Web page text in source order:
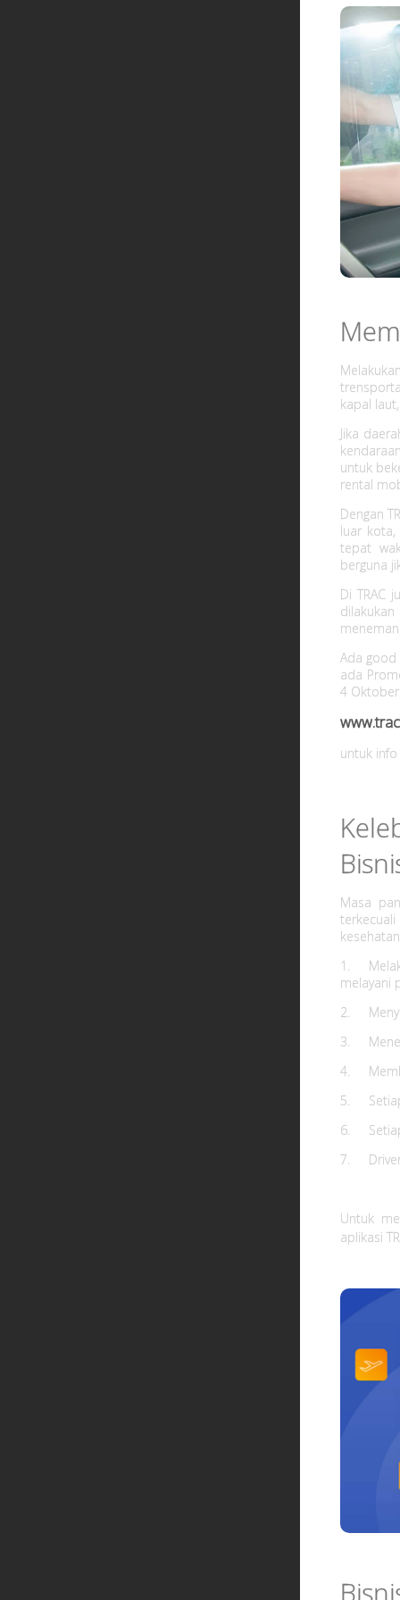
kapal
Jika
untuk
rental
Dengan
luar
tepat
berguna
Di TRAC
Ada good
ada
4
untuk
Masa
1.
melayani
2.
3.
4.
5.
6.
7.
Untuk
aplikasi